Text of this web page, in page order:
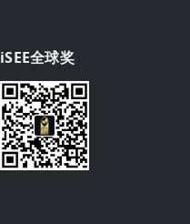
iSEE全球奖